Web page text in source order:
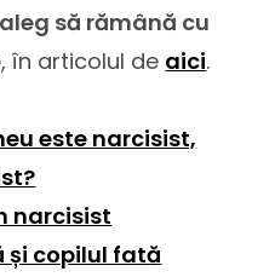
să rămână cu
, în articolul de aici.
este narcisist,
narcisist
și copilul fată